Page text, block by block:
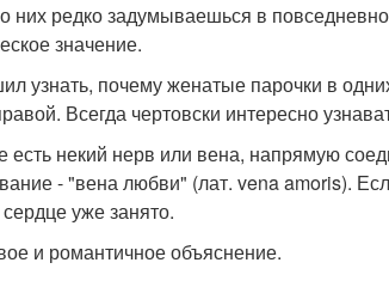
них редко задумываешься в
значение.
узнать, почему женатые парочки в
Всегда чертовски интересно
есть некий нерв или вена, напрямую
- "вена любви" (лат. vena amoris).
уже занято.
и романтичное объяснение.